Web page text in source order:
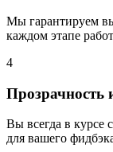
Мы гарантируем
каждом этапе
4
Прозрачность
Вы всегда в курсе
для вашего